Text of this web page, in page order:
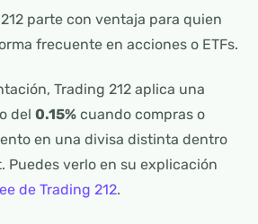
parte con ventaja para quien
frecuente en acciones o ETFs.
Trading 212 aplica una
del 0.15% cuando compras o
en una divisa distinta dentro
Puedes verlo en su explicación
de Trading 212.